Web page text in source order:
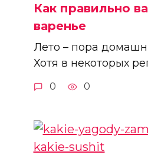
Как правильно
варенье
Лето – пора
Хотя в некоторых
0 0